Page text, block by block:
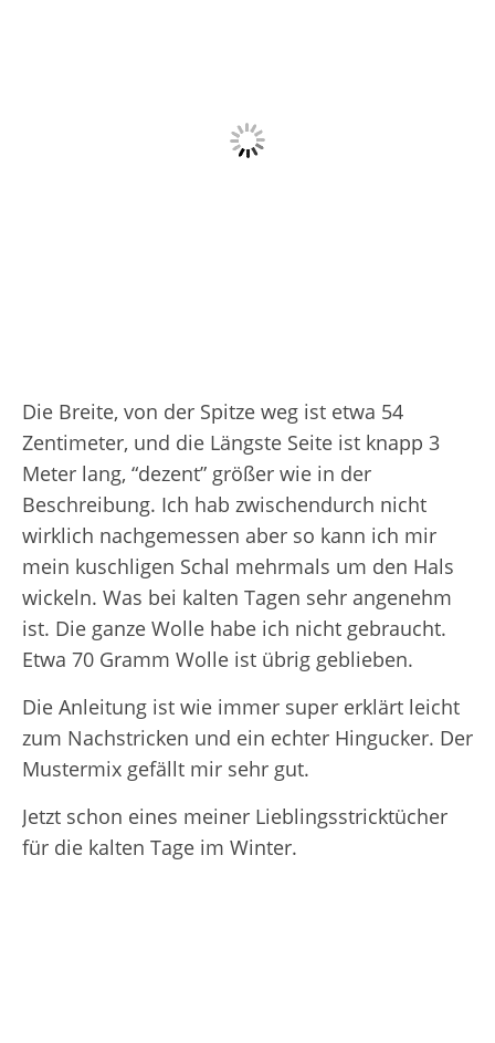
Die Breite, von der Spitze weg ist etwa 54
Zentimeter, und die Längste Seite ist knapp 3
Meter lang, “dezent” größer wie in der
Beschreibung. Ich hab zwischendurch nicht
wirklich nachgemessen aber so kann ich mir
mein kuschligen Schal mehrmals um den Hals
wickeln. Was bei kalten Tagen sehr angenehm
ist. Die ganze Wolle habe ich nicht gebraucht.
Etwa 70 Gramm Wolle ist übrig geblieben.
Die Anleitung ist wie immer super erklärt leicht
zum Nachstricken und ein echter Hingucker. Der
Mustermix gefällt mir sehr gut.
Jetzt schon eines meiner Lieblingsstricktücher
für die kalten Tage im Winter.